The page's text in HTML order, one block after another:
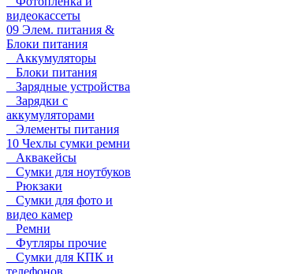
видеокассеты
09 Элем. питания &
Блоки питания
Аккумуляторы
Блоки питания
Зарядные устройства
Зарядки с
аккумуляторами
Элементы питания
10 Чехлы сумки ремни
Аквакейсы
Сумки для ноутбуков
Рюкзаки
Сумки для фото и
видео камер
Ремни
Футляры прочие
Сумки для КПК и
телефонов